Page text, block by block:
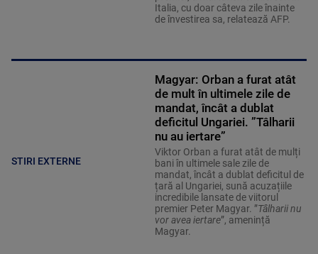
Italia, cu doar câteva zile înainte
de învestirea sa, relatează AFP.
STIRI EXTERNE
Magyar: Orban a furat atât
de mult în ultimele zile de
mandat, încât a dublat
deficitul Ungariei. ”Tâlharii
nu au iertare”
Viktor Orban a furat atât de mulți
bani în ultimele sale zile de
mandat, încât a dublat deficitul de
țară al Ungariei, sună acuzațiile
incredibile lansate de viitorul
premier Peter Magyar. ”Tâlharii nu
vor avea iertare”, amenință
Magyar.